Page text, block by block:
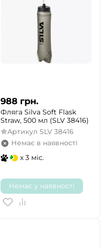
988 грн.
Фляга Silva Soft Flask
Straw, 500 мл (SLV 38416)
Артикул SLV 38416
Немає в наявності
x 3 міс.
Немає у наявності